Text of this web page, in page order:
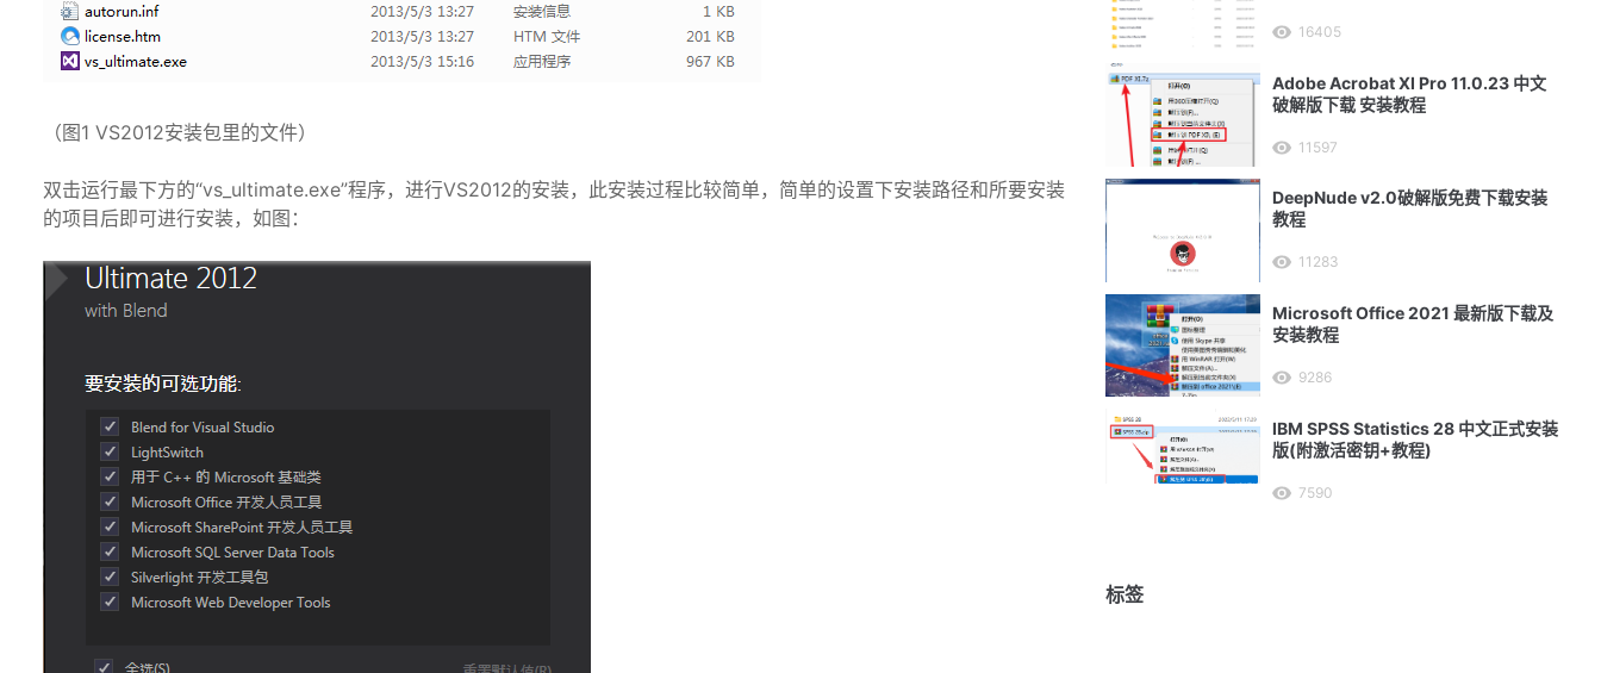
（图1 VS2012安装包里的文件）
双击运行最下方的“vs_ultimate.exe”程序，进行VS2012的安装，此安装过程比较简单，简单的设置下安装路径和所要安装
的项目后即可进行安装，如图：
16405
Adobe Acrobat XI Pro 11.0.23 中文
破解版下载 安装教程
11597
DeepNude v2.0破解版免费下载安装
教程
11283
Microsoft Office 2021 最新版下载及
安装教程
9286
IBM SPSS Statistics 28 中文正式安装
版(附激活密钥+教程)
7590
标签